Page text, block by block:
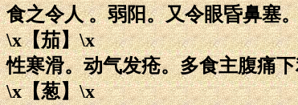
食之令人 。弱阳。又令眼昏鼻塞
\x【茄】\x
性寒滑。动气发疮。多食主腹痛
\x【葱】\x